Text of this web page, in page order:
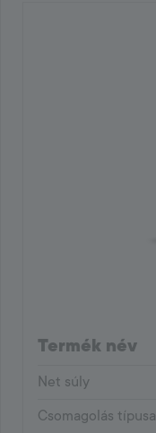
Termék név
Net súly
Csomagolás típusa